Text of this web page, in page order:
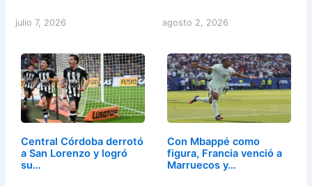
julio 7, 2026 agosto 2, 2026
Central Córdoba derrotó
a San Lorenzo y logró
su…
Con Mbappé como
figura, Francia venció a
Marruecos y…